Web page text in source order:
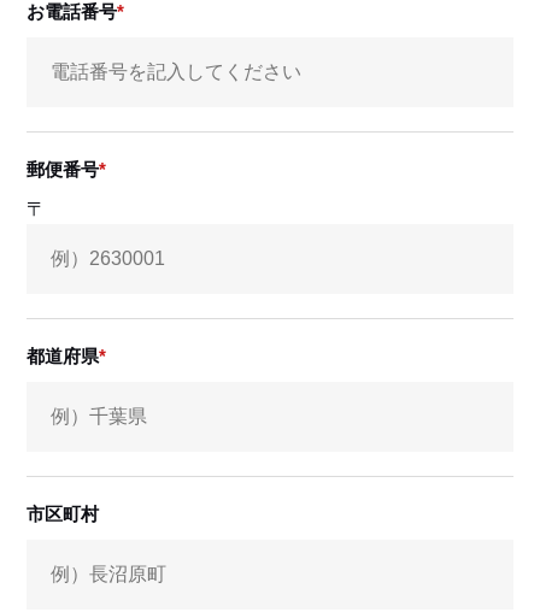
お電話番号
郵便番号
〒
都道府県
市区町村